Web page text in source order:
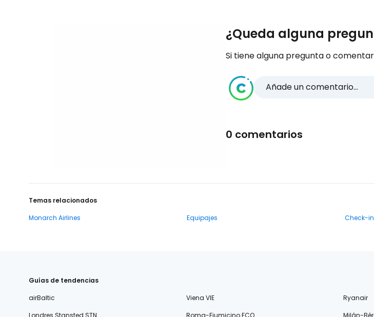
¿Queda alguna
Si tiene alguna pregunta o
Añade un comentario...
0 comentarios
Temas relacionados
Monarch Airlines
Equipajes Check-in
Guías de tendencias
airBaltic
Viena VIE
Ryanair
Londres Stansted STN
Roma-Fiumicino FCO Milán-